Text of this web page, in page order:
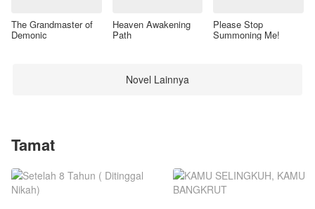
The Grandmaster of
Demonic
Heaven Awakening
Path
Please Stop
Summoning Me!
Novel Lainnya
Tamat